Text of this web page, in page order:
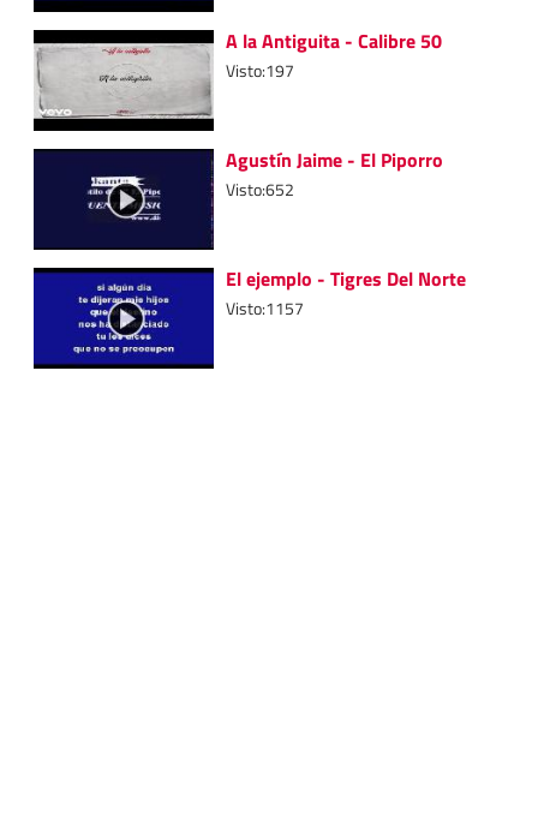
A la Antiguita - Calibre 50
Visto:197
Agustín Jaime - El Piporro
Visto:652
El ejemplo - Tigres Del Norte
Visto:1157